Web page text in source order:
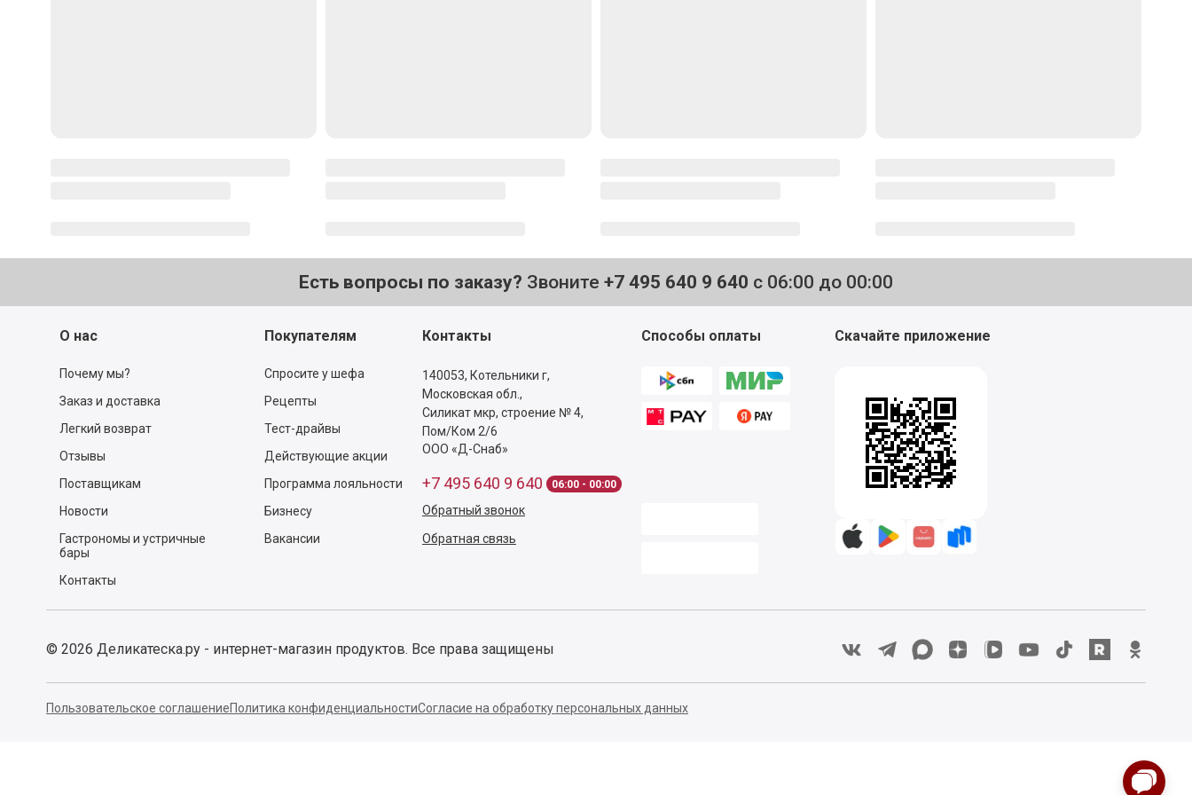
Есть вопросы по заказу? Звоните +7 495 640 9 640 с 06:00 до 00:00
О нас
Почему мы?
Заказ и доставка
Легкий возврат
Отзывы
Поставщикам
Новости
Гастрономы и устричные
бары
Контакты
Покупателям
Спросите у шефа
Рецепты
Тест-драйвы
Действующие акции
Программа лояльности
Бизнесу
Вакансии
Контакты
140053, Котельники г,
Московская обл.,
Силикат мкр, строение № 4,
Пом/Ком 2/6
ООО «Д-Снаб»
+7 495 640 9 640 06:00 - 00:00
Обратный звонок
Обратная связь
Способы оплаты Скачайте приложение
© 2026 Деликатеска.ру - интернет-магазин продуктов. Все права защищены
Пользовательское соглашениеПолитика конфиденциальностиСогласие на обработку персональных данных